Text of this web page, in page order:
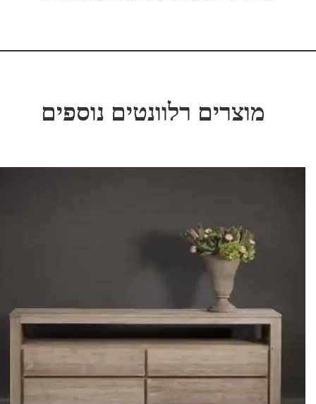
מוצרים רלוונטים נוספים